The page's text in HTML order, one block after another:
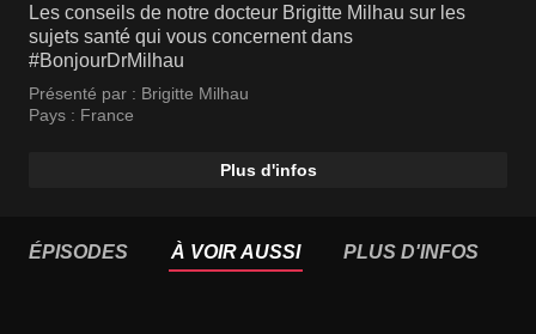
Les conseils de notre docteur Brigitte Milhau sur les
sujets santé qui vous concernent dans
#BonjourDrMilhau
Présenté par : Brigitte Milhau
Pays : France
Plus d'infos
ÉPISODES À VOIR AUSSI PLUS D'INFOS